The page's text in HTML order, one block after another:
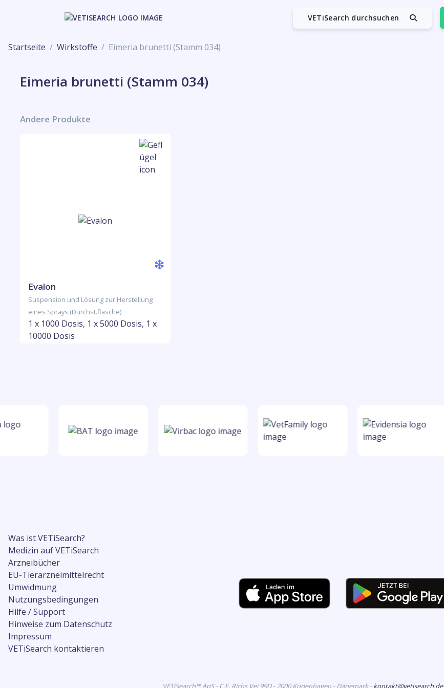
VETiSearch durchsuchen
Startseite Wirkstoffe Eimeria brunetti (Stamm 034)
Eimeria brunetti (Stamm 034)
Andere Produkte
Evalon
Suspension und Lösung zur Herstellung
eines Sprays (Durchst.flasche)
1 x 1000 Dosis, 1 x 5000 Dosis, 1 x
10000 Dosis
Was ist VETiSearch?
Medizin auf VETiSearch
Arzneibücher
EU-Tierarzneimittelrecht
Umwidmung
Nutzungsbedingungen
Hilfe / Support
Hinweise zum Datenschutz
Impressum
VETiSearch kontaktieren
VETiSearch™ ApS - C.F. Richs Vej 99D - 2000 Kopenhagen - Dänemark -kontakt@vetisearch.de